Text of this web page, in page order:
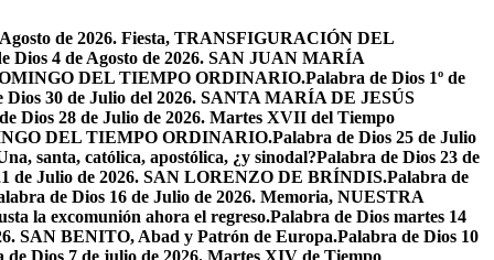
de 2026. Fiesta, TRANSFIGURACIÓN DEL
Dios 4 de Agosto de 2026. SAN JUAN MARÍA
DEL TIEMPO ORDINARIO.Palabra de Dios 1º de
Dios 30 de Julio del 2026. SANTA MARÍA DE JESÚS
Dios 28 de Julio de 2026. Martes XVII del Tiempo
DEL TIEMPO ORDINARIO.Palabra de Dios 25 de Julio
santa, católica, apostólica, ¿y sinodal?Palabra de Dios 23 de
de Julio de 2026. SAN LORENZO DE BRÍNDIS.Palabra de
de Dios 16 de Julio de 2026. Memoria, NUESTRA
la excomunión ahora el regreso.Palabra de Dios martes 14
SAN BENITO, Abad y Patrón de Europa.Palabra de Dios 10
de Dios 7 de julio de 2026. Martes XIV de Tiempo